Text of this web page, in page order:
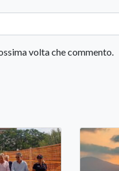
volta che commento.